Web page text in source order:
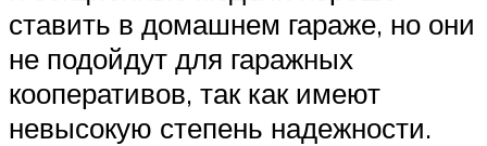
ставить в домашнем гараже, но они
не подойдут для гаражных
кооперативов, так как имеют
невысокую степень надежности.